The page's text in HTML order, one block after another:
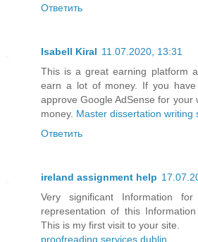
Ответить
Isabell Kiral 11.07.2020, 13:31
This is a great earning platform
earn a lot of money. If you
approve Google AdSense for your
money. Master dissertation writing
Ответить
ireland assignment help
Very significant Information
representation of this
This is my first visit to your site.
proofreading services dublin